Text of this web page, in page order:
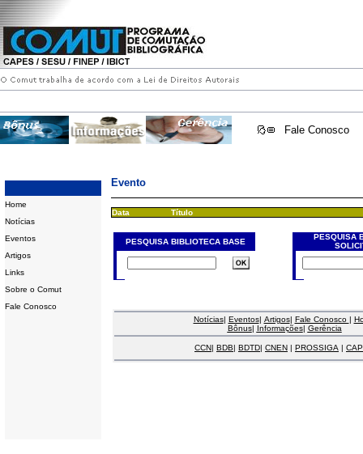
Fale Conosco
Home
Notícias
Eventos
Artigos
Links
Sobre o Comut
Fale Conosco
Evento
Data Título
PESQUISA BIBLIOTECA BASE
PESQUISA
Notícias| Eventos| Artigos| Fale Conosco |
Bônus| Informações| Gerência
CCN| BDB| BDTD| CNEN | PROSSIGA |